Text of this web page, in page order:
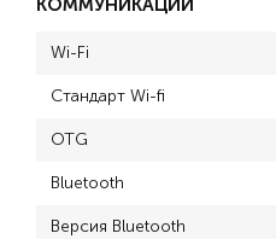
КОММУНИКАЦИИ
Wi-Fi
Стандарт Wi-fi
OTG
Bluetooth
Версия Bluetooth